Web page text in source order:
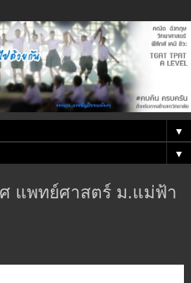
▼
▼
แพทย์ศาสตร์ ม.แม่ฟ้า